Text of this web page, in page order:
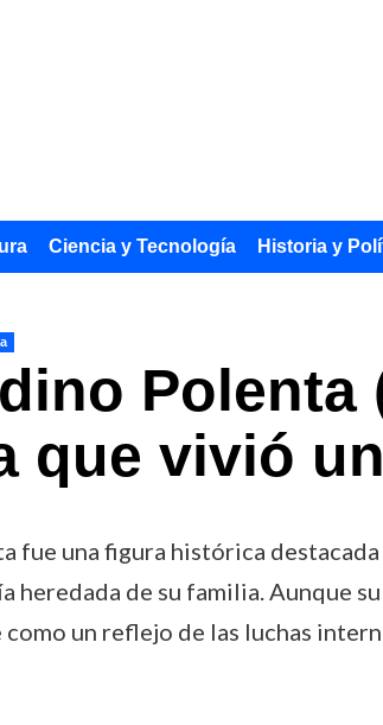
Ciencia y Tecnología Historia y
Polenta
que vivió
fue una figura histórica
heredada de su familia. Aunque
un reflejo de las luchas